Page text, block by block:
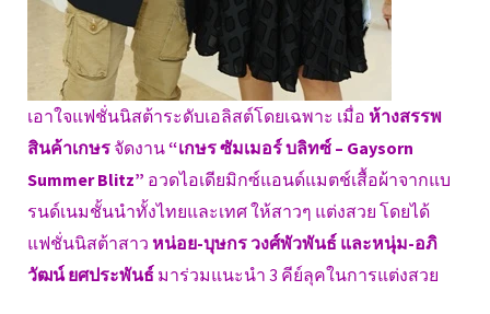
เอาใจแฟชั่นนิสต้าระดับเอลิสต์โดยเฉพาะ เมื่อ ห้างสรรพ
สินค้าเกษร จัดงาน“เกษร ซัมเมอร์ บลิทซ์ – Gaysorn
Summer Blitz” อวดไอเดียมิกซ์แอนด์แมตช์เสื้อผ้าจากแบ
รนด์เนมชั้นนำทั้งไทยและเทศ ให้สาวๆ แต่งสวย โดยได้
แฟชั่นนิสต้าสาว หน่อย-บุษกร วงศ์พัวพันธ์ และหนุ่ม-อภิ
วัฒน์ ยศประพันธ์ มาร่วมแนะนำ 3 คีย์ลุคในการแต่งสวย